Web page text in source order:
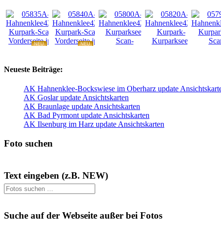
NEU
NEU
Neueste Beiträge:
AK Hahnenklee-Bockswiese im Oberharz update
AK Goslar update Ansichtskarten
AK Braunlage update Ansichtskarten
AK Bad Pyrmont update Ansichtskarten
AK Ilsenburg im Harz update Ansichtskarten
Foto suchen
Text eingeben (z.B. NEW)
Suche auf der Webseite außer bei Fotos